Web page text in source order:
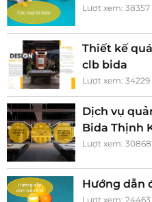
Lượt xem: 38357
Thiết kế
clb bida
Lượt xem:
Dịch vụ
Bida Thịnh
Lượt xem: 30868
Hướng dẫn
Lượt xem: